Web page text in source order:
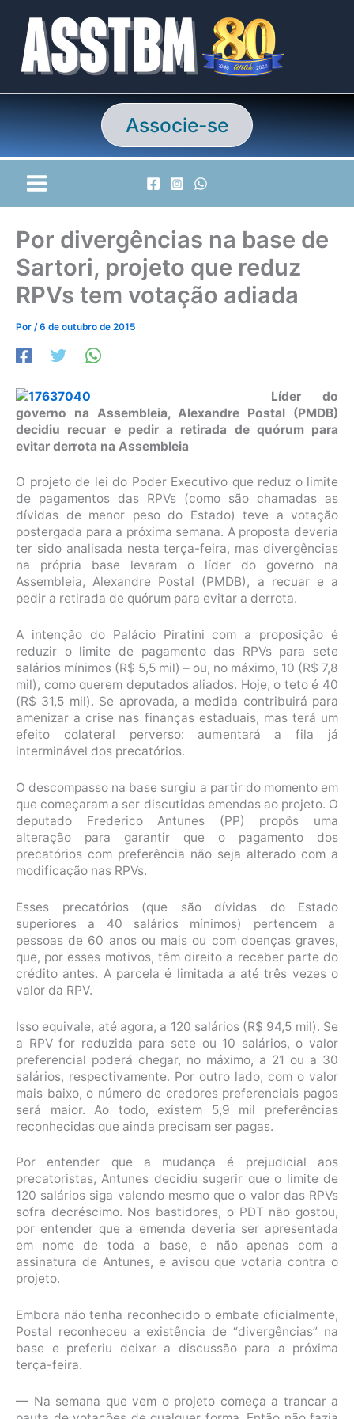
conteúdo
Associe-se
Por divergências na base de
Sartori, projeto que reduz
RPVs tem votação adiada
Por /6 de outubro de 2015
Líder do
governo na Assembleia, Alexandre Postal (PMDB)
decidiu recuar e pedir a retirada de quórum para
evitar derrota na Assembleia
O projeto de lei do Poder Executivo que reduz o limite
de pagamentos das RPVs (como são chamadas as
dívidas de menor peso do Estado) teve a votação
postergada para a próxima semana. A proposta deveria
ter sido analisada nesta terça-feira, mas divergências
na própria base levaram o líder do governo na
Assembleia, Alexandre Postal (PMDB), a recuar e a
pedir a retirada de quórum para evitar a derrota.
A intenção do Palácio Piratini com a proposição é
reduzir o limite de pagamento das RPVs para sete
salários mínimos (R$ 5,5 mil) – ou, no máximo, 10 (R$ 7,8
mil), como querem deputados aliados. Hoje, o teto é 40
(R$ 31,5 mil). Se aprovada, a medida contribuirá para
amenizar a crise nas finanças estaduais, mas terá um
efeito colateral perverso: aumentará a fila já
interminável dos precatórios.
O descompasso na base surgiu a partir do momento em
que começaram a ser discutidas emendas ao projeto. O
deputado Frederico Antunes (PP) propôs uma
alteração para garantir que o pagamento dos
precatórios com preferência não seja alterado com a
modificação nas RPVs.
Esses precatórios (que são dívidas do Estado
superiores a 40 salários mínimos) pertencem a
pessoas de 60 anos ou mais ou com doenças graves,
que, por esses motivos, têm direito a receber parte do
crédito antes. A parcela é limitada a até três vezes o
valor da RPV.
Isso equivale, até agora, a 120 salários (R$ 94,5 mil). Se
a RPV for reduzida para sete ou 10 salários, o valor
preferencial poderá chegar, no máximo, a 21 ou a 30
salários, respectivamente. Por outro lado, com o valor
mais baixo, o número de credores preferenciais pagos
será maior. Ao todo, existem 5,9 mil preferências
reconhecidas que ainda precisam ser pagas.
Por entender que a mudança é prejudicial aos
precatoristas, Antunes decidiu sugerir que o limite de
120 salários siga valendo mesmo que o valor das RPVs
sofra decréscimo. Nos bastidores, o PDT não gostou,
por entender que a emenda deveria ser apresentada
em nome de toda a base, e não apenas com a
assinatura de Antunes, e avisou que votaria contra o
projeto.
Embora não tenha reconhecido o embate oficialmente,
Postal reconheceu a existência de “divergências” na
base e preferiu deixar a discussão para a próxima
terça-feira.
— Na semana que vem o projeto começa a trancar a